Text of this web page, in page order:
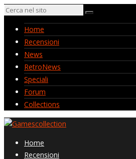
Home
Recensioni
News
RetroNews
Speciali
Forum
Collections
Home
Recensioni